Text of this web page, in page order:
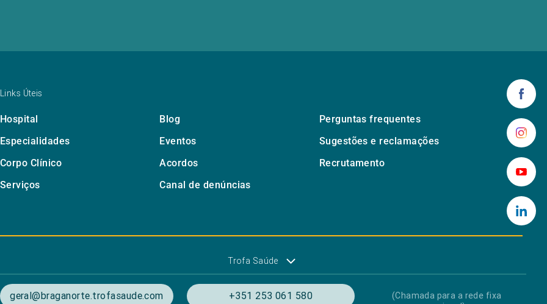
Links Úteis
Hospital Blog
Perguntas frequentes
Especialidades
Eventos
Sugestões e reclamações
Corpo Clínico
Acordos
Recrutamento
Serviços
Canal de denúncias
Trofa Saúde
geral@braganorte.trofasaude.com +351 253 061 580
(Chamada para a rede fixa